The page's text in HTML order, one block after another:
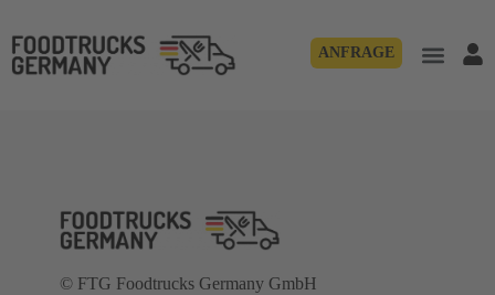
ANFRAGE
© FTG Foodtrucks Germany GmbH